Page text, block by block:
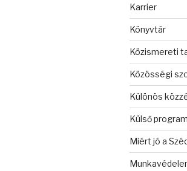
Karrier
Könyvtár
Közismereti
Közösségi
Különös
Külső
Miért jó a